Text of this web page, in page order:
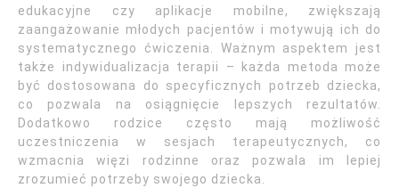
edukacyjne czy aplikacje mobilne, zwiększają
zaangażowanie młodych pacjentów i motywują ich do
systematycznego ćwiczenia. Ważnym aspektem jest
także indywidualizacja terapii – każda metoda może
być dostosowana do specyficznych potrzeb dziecka,
co pozwala na osiągnięcie lepszych rezultatów.
Dodatkowo rodzice często mają możliwość
uczestniczenia w sesjach terapeutycznych, co
wzmacnia więzi rodzinne oraz pozwala im lepiej
zrozumieć potrzeby swojego dziecka.